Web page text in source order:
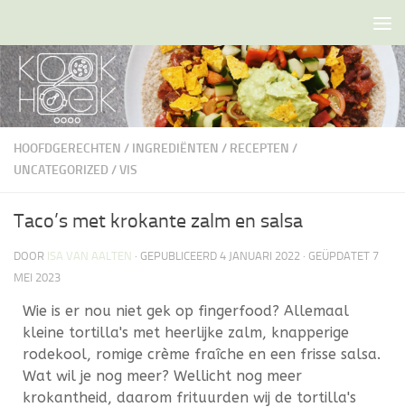
HOOFDGERECHTEN / INGREDIËNTEN / RECEPTEN /
UNCATEGORIZED /VIS
Taco’s met krokante zalm en salsa
DOOR ISA VAN AALTEN · GEPUBLICEERD 4 JANUARI 2022 · GEÜPDATET 7
MEI 2023
Wie is er nou niet gek op fingerfood? Allemaal
kleine tortilla's met heerlijke zalm, knapperige
rodekool, romige crème fraîche en een frisse salsa.
Wat wil je nog meer? Wellicht nog meer
krokantheid, daarom frituurden wij de tortilla's